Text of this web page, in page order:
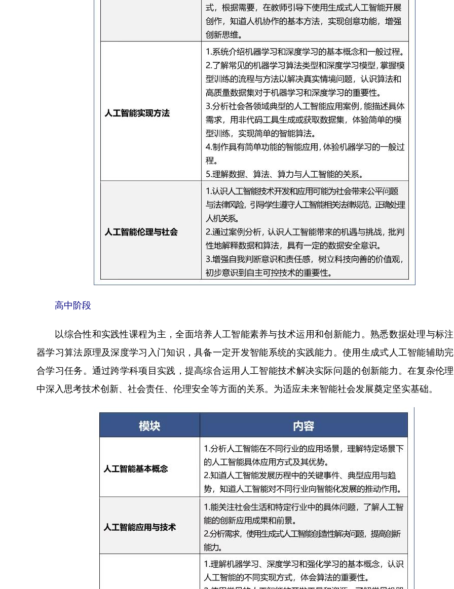
高中阶段
以综合性和实践性课程为主，全面培养人工智能素养与技术运用和创新能力。熟悉数据处理与标
器学习算法原理及深度学习入门知识，具备一定开发智能系统的实践能力。使用生成式人工智能辅助
合学习任务。通过跨学科项目实践，提高综合运用人工智能技术解决实际问题的创新能力。在复杂伦
中深入思考技术创新、社会责任、伦理安全等方面的关系。为适应未来智能社会发展奠定坚实基础。